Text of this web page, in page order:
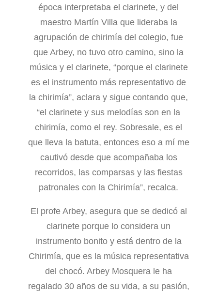
época interpretaba el clarinete, y del
maestro Martín Villa que lideraba la
agrupación de chirimía del colegio, fue
que Arbey, no tuvo otro camino, sino la
música y el clarinete, “porque el clarinete
es el instrumento más representativo de
la chirimía”, aclara y sigue contando que,
“el clarinete y sus melodías son en la
chirimía, como el rey. Sobresale, es el
que lleva la batuta, entonces eso a mí me
cautivó desde que acompañaba los
recorridos, las comparsas y las fiestas
patronales con la Chirimía”, recalca.
El profe Arbey, asegura que se dedicó al
clarinete porque lo considera un
instrumento bonito y está dentro de la
Chirimía, que es la música representativa
del chocó. Arbey Mosquera le ha
regalado 30 años de su vida, a su pasión,